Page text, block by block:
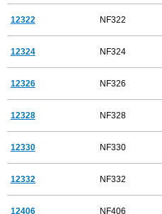
12322 NF322
12324 NF324
12326 NF326
12328 NF328
12330 NF330
12332 NF332
12406 NF406